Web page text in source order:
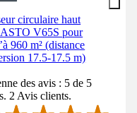
circulaire haut
V65S pour
960 m² (distance
17.5-17.5 m)
des avis : 5 de 5
2 Avis clients.